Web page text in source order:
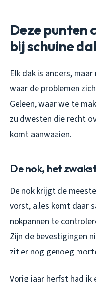
Deze punten
bij schuine
Elk dak is anders,
waar de problemen
Geleen, waar we te
zuidwesten die recht
komt aanwaaien.
De nok, het
De nok krijgt de
vorst, alles komt daar
nokpannen te
Zijn de bevestigingen
zit er nog genoeg
Vorig jaar herfst had ik